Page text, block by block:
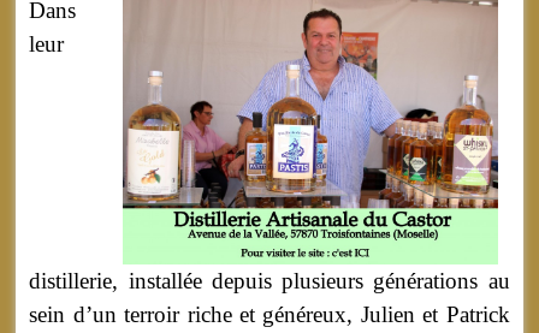
Dans
leur
distillerie, installée depuis plusieurs générations au
sein d’un terroir riche et généreux, Julien et Patrick